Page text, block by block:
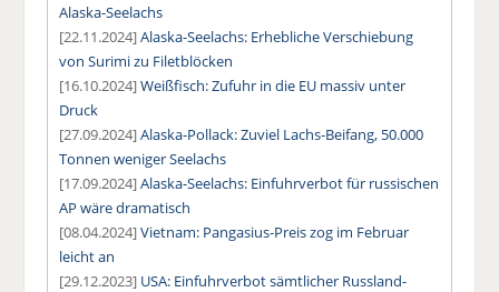
Alaska-Seelachs
[22.11.2024]Alaska-Seelachs: Erhebliche Verschiebung
von Surimi zu Filetblöcken
[16.10.2024]Weißfisch: Zufuhr in die EU massiv unter
Druck
[27.09.2024]Alaska-Pollack: Zuviel Lachs-Beifang, 50.000
Tonnen weniger Seelachs
[17.09.2024]Alaska-Seelachs: Einfuhrverbot für russischen
AP wäre dramatisch
[08.04.2024]Vietnam: Pangasius-Preis zog im Februar
leicht an
[29.12.2023] USA: Einfuhrverbot sämtlicher Russland-